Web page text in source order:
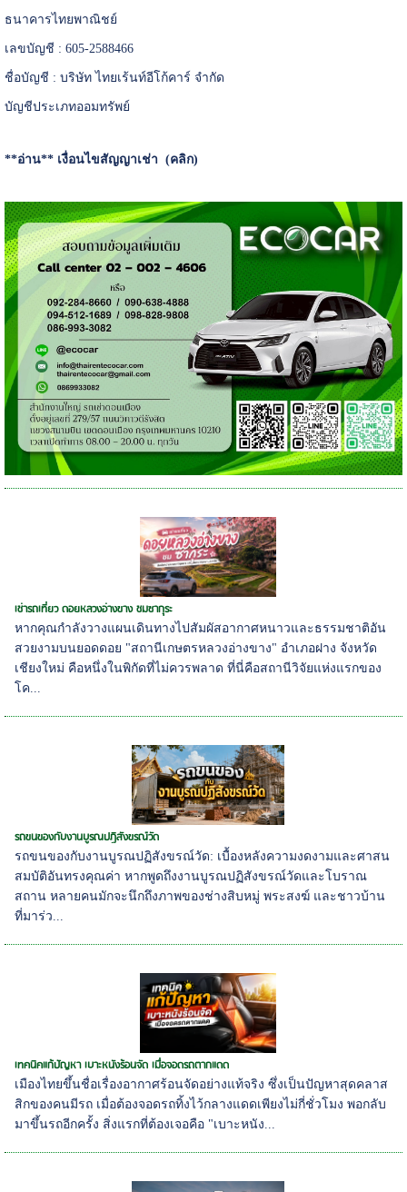
ธนาคารไทยพาณิชย์
เลขบัญชี : 605-2588466
ชื่อบัญชี : บริษัท ไทยเร้นท์อีโก้คาร์ จำกัด
บัญชีประเภทออมทรัพย์
**อ่าน** เงื่อนไขสัญญาเช่า (คลิก)
เช่ารถเที่ยว ดอยหลวงอ่างขาง ชมซากุระ
หากคุณกำลังวางแผนเดินทางไปสัมผัสอากาศหนาวและธรรมชาติอัน
สวยงามบนยอดดอย "สถานีเกษตรหลวงอ่างขาง" อำเภอฝาง จังหวัด
เชียงใหม่ คือหนึ่งในพิกัดที่ไม่ควรพลาด ที่นี่คือสถานีวิจัยแห่งแรกของ
โค...
รถขนของกับงานบูรณปฏิสังขรณ์วัด
รถขนของกับงานบูรณปฏิสังขรณ์วัด: เบื้องหลังความงดงามและศาสน
สมบัติอันทรงคุณค่า หากพูดถึงงานบูรณปฏิสังขรณ์วัดและโบราณ
สถาน หลายคนมักจะนึกถึงภาพของช่างสิบหมู่ พระสงฆ์ และชาวบ้าน
ที่มาร่ว...
เทคนิคแก้ปัญหา เบาะหนังร้อนจัด เมื่อจอดรถตากแดด
เมืองไทยขึ้นชื่อเรื่องอากาศร้อนจัดอย่างแท้จริง ซึ่งเป็นปัญหาสุดคลาส
สิกของคนมีรถ เมื่อต้องจอดรถทิ้งไว้กลางแดดเพียงไม่กี่ชั่วโมง พอกลับ
มาขึ้นรถอีกครั้ง สิ่งแรกที่ต้องเจอคือ "เบาะหนัง...